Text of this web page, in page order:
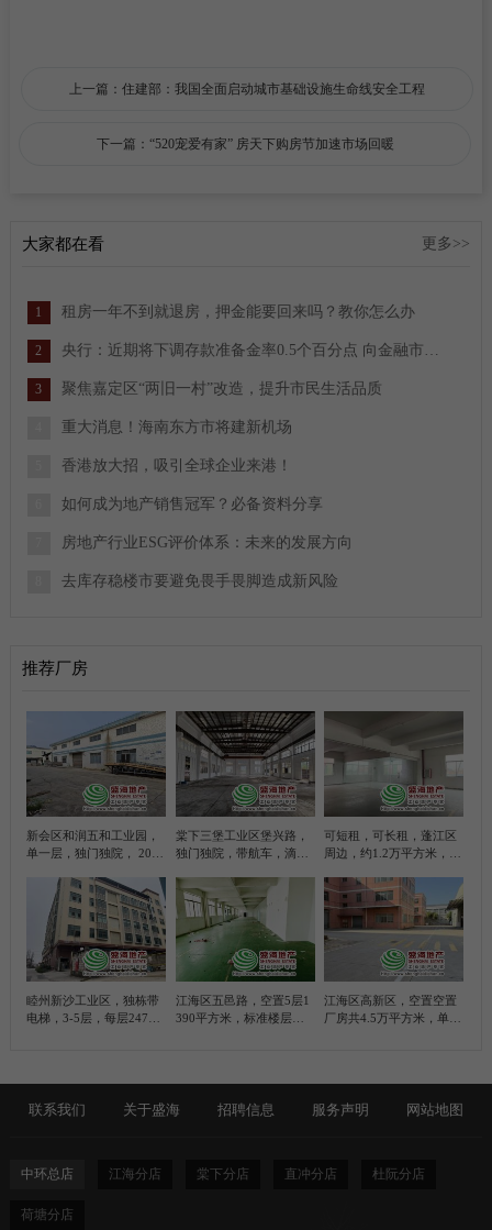
上一篇：住建部：我国全面启动城市基础设施生命线安全工程
下一篇：“520宠爱有家” 房天下购房节加速市场回暖
大家都在看 更多>>
1 租房一年不到就退房，押金能要回来吗？教你怎么办
2 央行：近期将下调存款准备金率0.5个百分点 向金融市场提供长期流动性约1万亿元
3 聚焦嘉定区“两旧一村”改造，提升市民生活品质
重大消息！海南东方市将建新机场
香港放大招，吸引全球企业来港！
如何成为地产销售冠军？必备资料分享
房地产行业ESG评价体系：未来的发展方向
去库存稳楼市要避免畏手畏脚造成新风险
推荐厂房
新会区和润五和工业园，
单一层，独门独院， 2000
平方米办公室
棠下三堡工业区堡兴路，
独门独院，带航车，滴水
厂房
可短租，可长租，蓬江区
周边，约1.2万平方米，带
睦州新沙工业区，独栋带
电梯，3-5层，每层2470
江海区五邑路，空置5层1
390平方米，标准楼层厂
江海区高新区，空置空置
厂房共4.5万平方米，单一
联系我们 关于盛海 招聘信息 服务声明 网站地图
中环总店 江海分店 棠下分店 直冲分店 杜阮分店
荷塘分店